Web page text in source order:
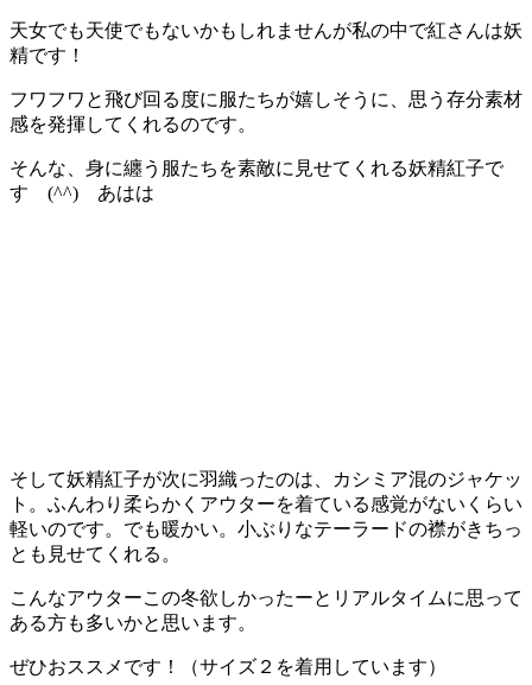
天女でも天使でもないかもしれませんが私の中で紅さんは妖
精です！
フワフワと飛び回る度に服たちが嬉しそうに、思う存分素材
感を発揮してくれるのです。
そんな、身に纏う服たちを素敵に見せてくれる妖精紅子で
す (^^) あはは
そして妖精紅子が次に羽織ったのは、カシミア混のジャケッ
ト。ふんわり柔らかくアウターを着ている感覚がないくらい
軽いのです。でも暖かい。小ぶりなテーラードの襟がきちっ
とも見せてくれる。
こんなアウターこの冬欲しかったーとリアルタイムに思って
ある方も多いかと思います。
ぜひおススメです！（サイズ２を着用しています）